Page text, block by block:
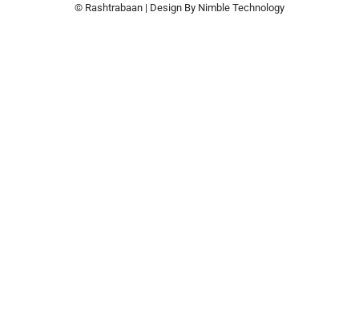
© Rashtrabaan | Design By Nimble Technology